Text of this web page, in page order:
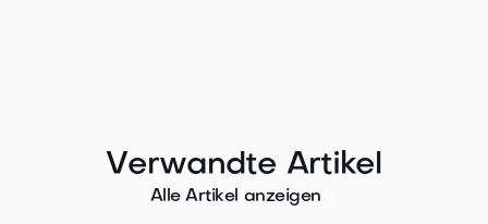
Verwandte Artikel
Alle Artikel anzeigen